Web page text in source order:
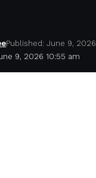
9, 2026 10:55 am
Published: June 9, 2026